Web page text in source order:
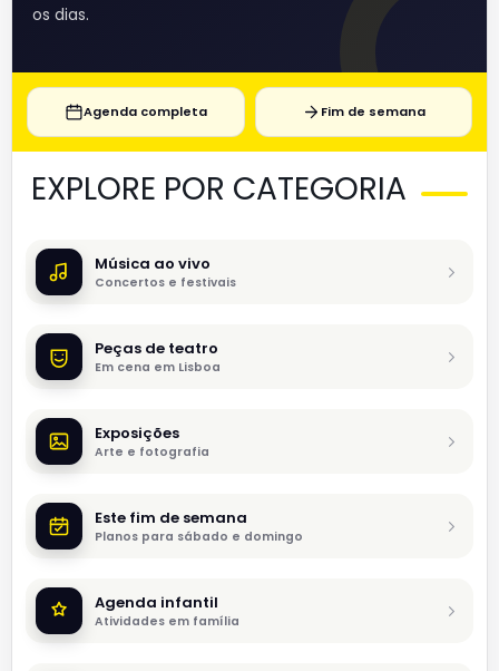
os dias.
Agenda completa Fim de semana
EXPLORE POR CATEGORIA
Música ao vivo
Concertos e festivais
Peças de teatro
Em cena em Lisboa
Exposições
Arte e fotografia
Este fim de semana
Planos para sábado e domingo
Agenda infantil
Atividades em família